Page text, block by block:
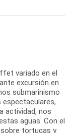
variado en el
excursión en
submarinismo
espectaculares,
actividad, nos
aguas. Con el
tortugas y